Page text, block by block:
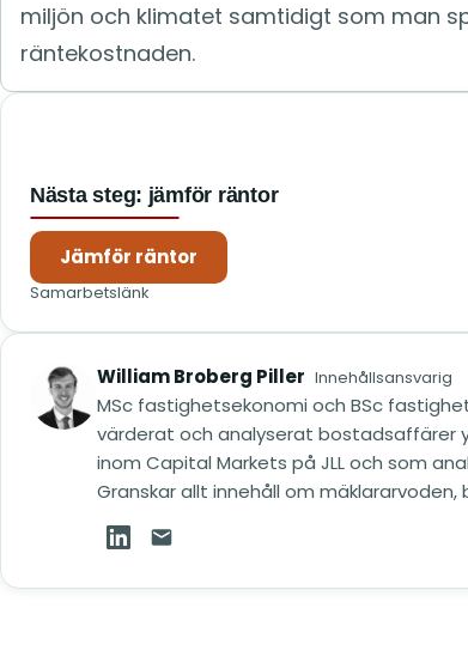
miljön och klimatet samtidigt som man
räntekostnaden.
Nästa steg: jämför räntor
Jämför räntor(öppnas i nytt fönster)
Samarbetslänk
William Broberg Piller Innehållsansvarig
MSc fastighetsekonomi och BSc
värderat och analyserat bostadsaffärer
inom Capital Markets på JLL och som
Granskar allt innehåll om
William Broberg Piller på LinkedIn
Mejla William Broberg Piller